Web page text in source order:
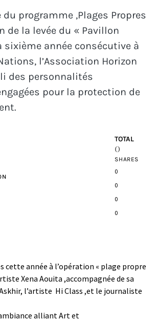
du programme ,Plages Propres
de la levée du « Pavillon
sixième année consécutive à
l’Association Horizon
des personnalités
pour la protection de
TOTAL
0
SHARES
0
0
0
0
cette année à l’opération « plage propre
Xena Aouita ,accompagnée de sa
l’artiste Hi Class ,et le journaliste
alliant Art et